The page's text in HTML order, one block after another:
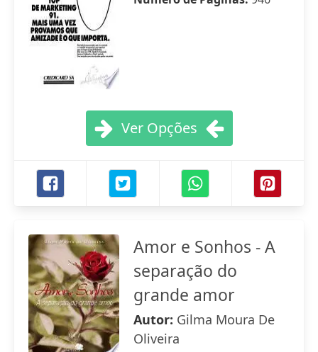
Ver Opções
Amor e Sonhos - A
separação do
grande amor
Autor: Gilma Moura De
Oliveira